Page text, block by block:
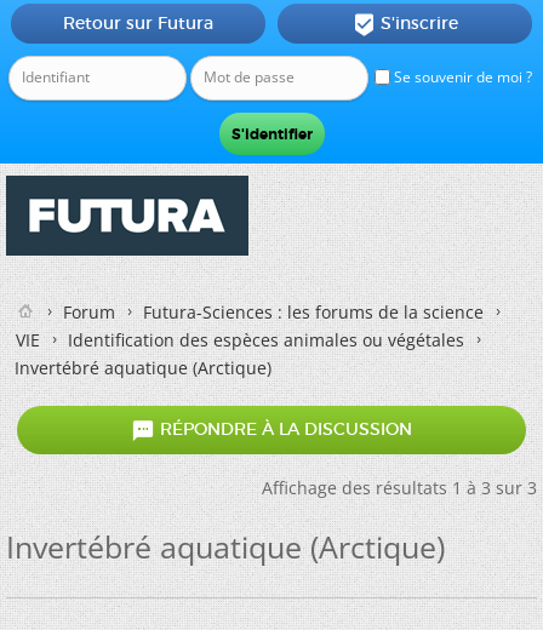
Se souvenir de moi ?
Retour sur Futura  S'inscrire
Forum
Futura-Sciences : les forums de la science
VIE
Identification des espèces animales ou végétales
Invertébré aquatique (Arctique)
 RÉPONDRE À LA DISCUSSION
Affichage des résultats 1 à 3 sur 3
Invertébré aquatique (Arctique)